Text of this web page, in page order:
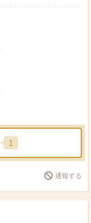
1
通報する